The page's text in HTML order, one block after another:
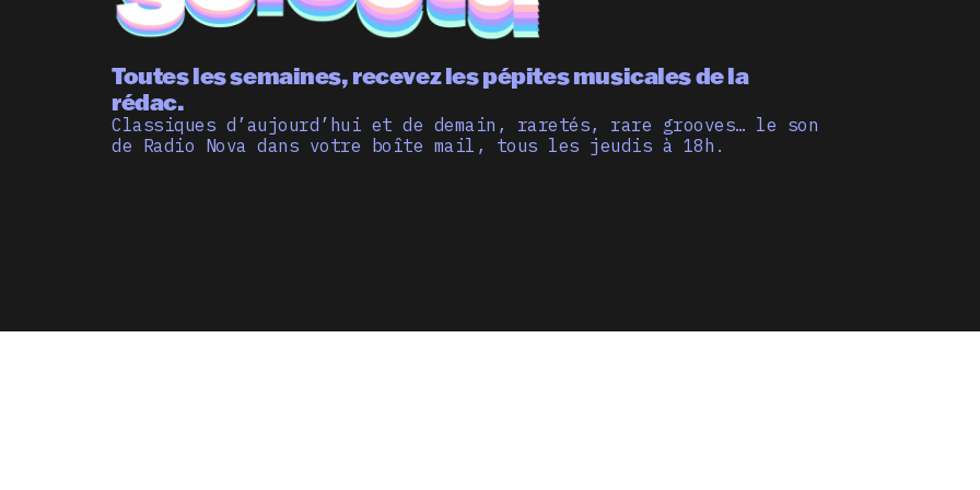
Toutes les semaines, recevez les pépites musicales de la
rédac.
Classiques d’aujourd’hui et de demain, raretés, rare grooves… le son
de Radio Nova dans votre boîte mail, tous les jeudis à 18h.